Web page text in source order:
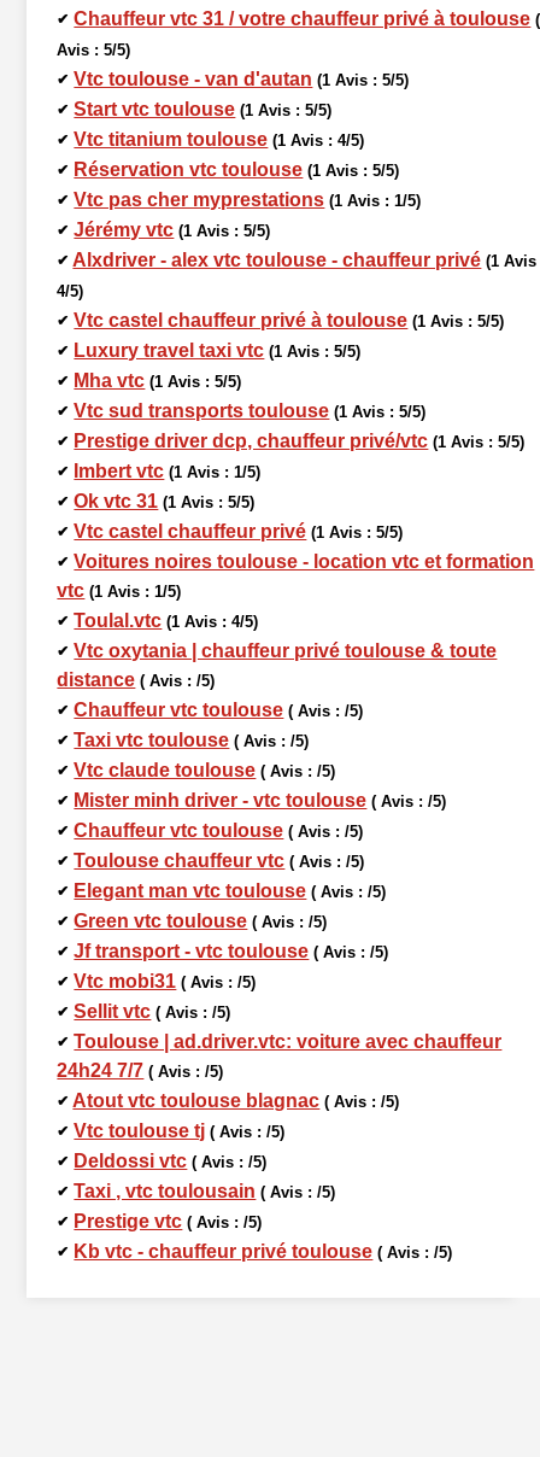
✔ Chauffeur vtc 31 / votre chauffeur privé à toulouse
Avis : 5/5)
✔ Vtc toulouse - van d'autan (1 Avis : 5/5)
✔ Start vtc toulouse (1 Avis : 5/5)
✔ Vtc titanium toulouse (1 Avis : 4/5)
✔ Réservation vtc toulouse (1 Avis : 5/5)
✔ Vtc pas cher myprestations (1 Avis : 1/5)
✔ Jérémy vtc (1 Avis : 5/5)
✔ Alxdriver - alex vtc toulouse - chauffeur privé (1 Avis
4/5)
✔ Vtc castel chauffeur privé à toulouse (1 Avis : 5/5)
✔ Luxury travel taxi vtc (1 Avis : 5/5)
✔ Mha vtc (1 Avis : 5/5)
✔ Vtc sud transports toulouse (1 Avis : 5/5)
✔ Prestige driver dcp, chauffeur privé/vtc (1 Avis : 5/5)
✔ Imbert vtc (1 Avis : 1/5)
✔ Ok vtc 31 (1 Avis : 5/5)
✔ Vtc castel chauffeur privé (1 Avis : 5/5)
✔ Voitures noires toulouse - location vtc et formation
vtc (1 Avis : 1/5)
✔ Toulal.vtc (1 Avis : 4/5)
✔ Vtc oxytania | chauffeur privé toulouse & toute
distance ( Avis : /5)
✔ Chauffeur vtc toulouse ( Avis : /5)
✔ Taxi vtc toulouse ( Avis : /5)
✔ Vtc claude toulouse ( Avis : /5)
✔ Mister minh driver - vtc toulouse ( Avis : /5)
✔ Chauffeur vtc toulouse ( Avis : /5)
✔ Toulouse chauffeur vtc ( Avis : /5)
✔ Elegant man vtc toulouse ( Avis : /5)
✔ Green vtc toulouse ( Avis : /5)
✔ Jf transport - vtc toulouse ( Avis : /5)
✔ Vtc mobi31 ( Avis : /5)
✔ Sellit vtc ( Avis : /5)
✔ Toulouse | ad.driver.vtc: voiture avec chauffeur
24h24 7/7 ( Avis : /5)
✔ Atout vtc toulouse blagnac ( Avis : /5)
✔ Vtc toulouse tj ( Avis : /5)
✔ Deldossi vtc ( Avis : /5)
✔ Taxi , vtc toulousain ( Avis : /5)
✔ Prestige vtc ( Avis : /5)
✔ Kb vtc - chauffeur privé toulouse ( Avis : /5)